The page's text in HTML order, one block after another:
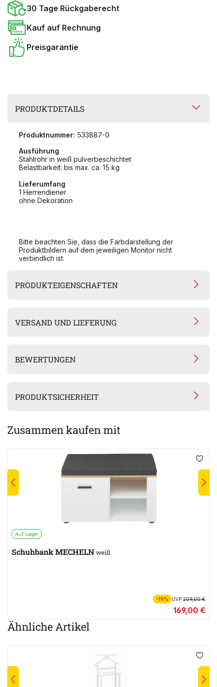
30 Tage Rückgaberecht
Kauf auf Rechnung
Preisgarantie
PRODUKTDETAILS
Produktnummer: 533887-0
Ausführung
Stahlrohr in weiß pulverbeschichtet
Belastbarkeit: bis max. ca. 15 kg
Lieferumfang
1 Herrendiener
ohne Dekoration
Bitte beachten Sie, dass die Farbdarstellung der
Produktbildern auf dem jeweiligen Monitor nicht
verbindlich ist.
PRODUKTEIGENSCHAFTEN
VERSAND UND LIEFERUNG
BEWERTUNGEN
PRODUKTSICHERHEIT
Zusammen kaufen mit
Auf Lager
Schuhbank MECHELNweiß
-19% UVP209,00 €
169,00 €
Ähnliche Artikel